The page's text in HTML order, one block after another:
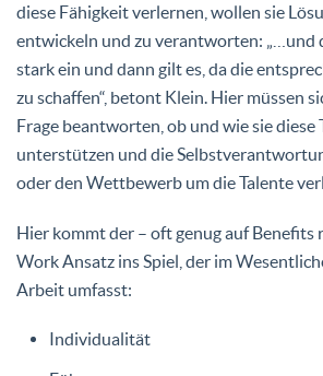
diese Fähigkeit verlernen, wollen sie
entwickeln und zu verantworten: „…und
stark ein und dann gilt es, da die
zu schaffen“, betont Klein. Hier müssen
Frage beantworten, ob und wie sie diese
unterstützen und die
oder den Wettbewerb um die Talente
Hier kommt der – oft genug auf Benefits
Work Ansatz ins Spiel, der im
Arbeit umfasst:
Individualität